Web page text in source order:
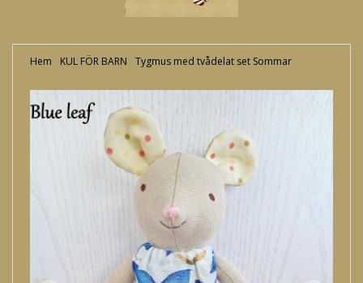
Hem › KUL FÖR BARN › Tygmus med tvådelat set Sommar